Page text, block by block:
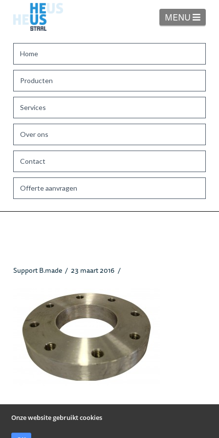
Onze website gebruikt cookies
MENU
Home
Producten
Services
Over ons
Contact
Offerte aanvragen
Support B.made 23 maart 2016